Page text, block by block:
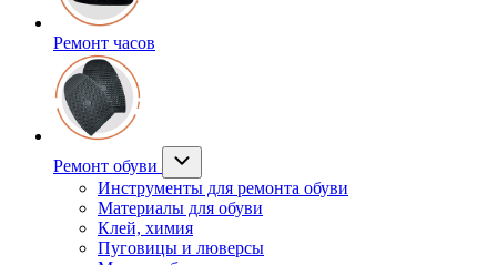
Ремонт часов
Ремонт обуви
Инструменты для ремонта обуви
Материалы для обуви
Клей, химия
Пуговицы и люверсы